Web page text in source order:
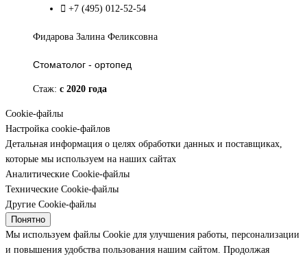
+7 (495) 012-52-54
Фидарова Залина Феликсовна
Стоматолог - ортопед
Стаж: с 2020 года
Cookie-файлы
Настройка cookie-файлов
Детальная информация о целях обработки данных и поставщиках,
которые мы используем на наших сайтах
Аналитические Cookie-файлы
Технические Cookie-файлы
Другие Cookie-файлы
Понятно
Мы используем файлы Cookie для улучшения работы, персонализации
и повышения удобства пользования нашим сайтом. Продолжая